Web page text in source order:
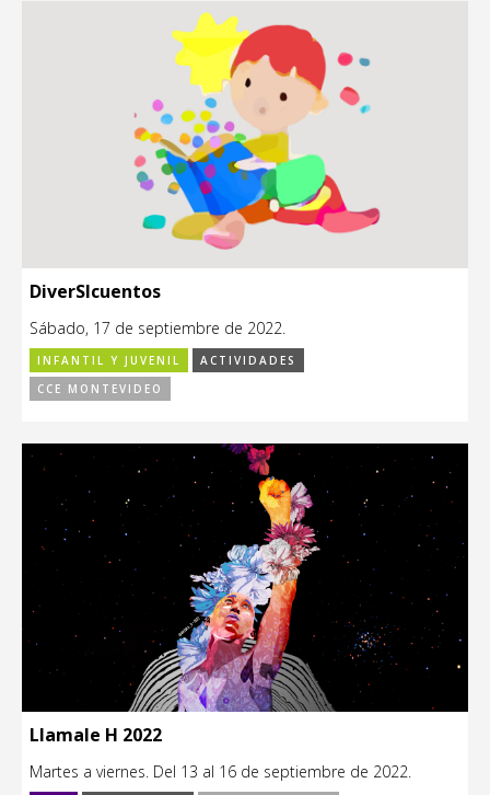
DiverSIcuentos
Sábado, 17 de septiembre de 2022.
INFANTIL Y JUVENIL
ACTIVIDADES
CCE MONTEVIDEO
Llamale H 2022
Martes a viernes. Del 13 al 16 de septiembre de 2022.